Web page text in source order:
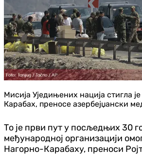
Мисија Уједињених нација стигла
Карабах, преносе азербејџански
То је први пут у посљедњих 30
међународној организацији
Нагорно-Карабаху, преноси